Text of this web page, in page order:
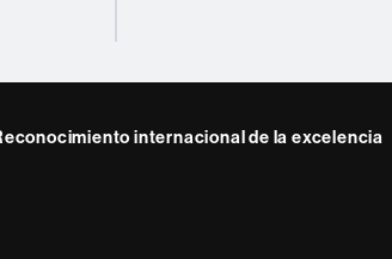
internacional de la excelencia